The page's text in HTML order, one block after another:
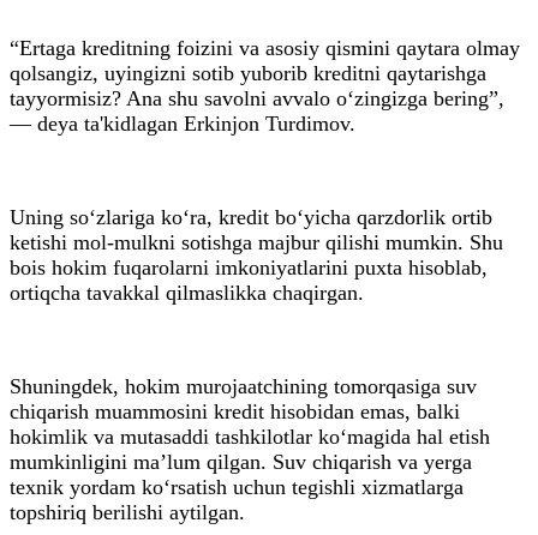
“Ertaga kreditning foizini va asosiy qismini qaytara olmay
qolsangiz, uyingizni sotib yuborib kreditni qaytarishga
tayyormisiz? Ana shu savolni avvalo o‘zingizga bering”,
— deya ta'kidlagan Erkinjon Turdimov.
Uning so‘zlariga ko‘ra, kredit bo‘yicha qarzdorlik ortib
ketishi mol-mulkni sotishga majbur qilishi mumkin. Shu
bois hokim fuqarolarni imkoniyatlarini puxta hisoblab,
ortiqcha tavakkal qilmaslikka chaqirgan.
Shuningdek, hokim murojaatchining tomorqasiga suv
chiqarish muammosini kredit hisobidan emas, balki
hokimlik va mutasaddi tashkilotlar ko‘magida hal etish
mumkinligini ma’lum qilgan. Suv chiqarish va yerga
texnik yordam ko‘rsatish uchun tegishli xizmatlarga
topshiriq berilishi aytilgan.